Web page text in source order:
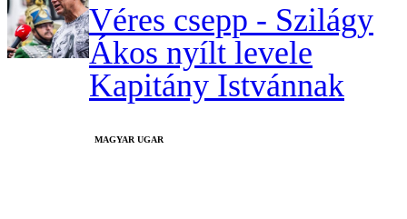
Véres csepp - Szilágy
Ákos nyílt levele
Kapitány Istvánnak
MAGYAR UGAR